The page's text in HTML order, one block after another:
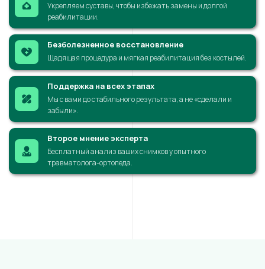
Укрепляем суставы, чтобы избежать замены и долгой
реабилитации.
Безболезненное восстановление
Щадящая процедура и мягкая реабилитация без костылей.
Поддержка на всех этапах
Мы с вами до стабильного результата, а не «сделали и
забыли».
Второе мнение эксперта
Бесплатный анализ ваших снимков у опытного
травматолога-ортопеда.